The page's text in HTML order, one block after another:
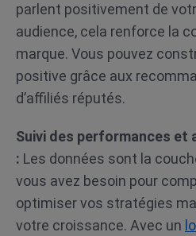
parlent positivement de
audience, cela renforce la
marque. Vous pouvez
positive grâce aux
d’affiliés réputés.
Suivi des performances et
: Les données sont la
vous avez besoin pour
optimiser vos stratégies
votre croissance. Avec un